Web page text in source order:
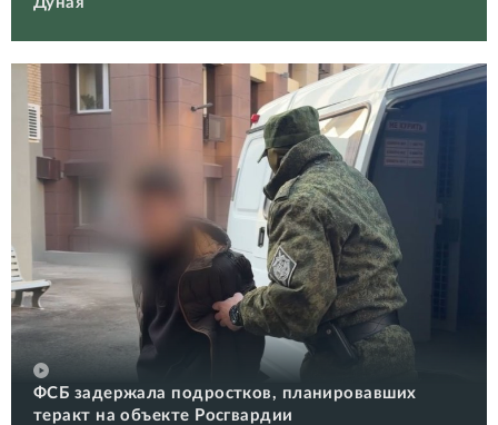
ФСБ задержала подростков, планировавших
теракт на объекте Росгвардии